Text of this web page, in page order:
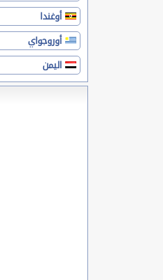
أوغندا
أوروجواي
اليمن